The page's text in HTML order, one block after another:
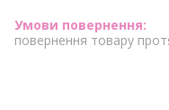
повернення товару